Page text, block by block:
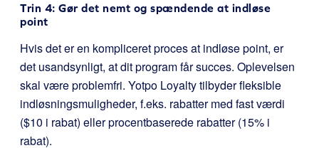
Trin 4: Gør det nemt og spændende at indløse
point
Hvis det er en kompliceret proces at indløse point, er
det usandsynligt, at dit program får succes. Oplevelsen
skal være problemfri. Yotpo Loyalty tilbyder fleksible
indløsningsmuligheder, f.eks. rabatter med fast værdi
($10 i rabat) eller procentbaserede rabatter (15% i
rabat).